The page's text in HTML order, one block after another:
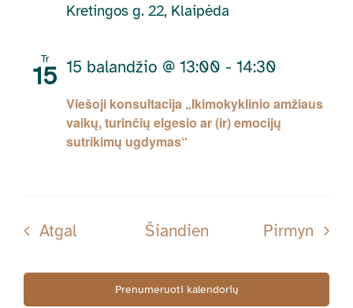
Kretingos g. 22, Klaipėda
Tr
15
Viešoji konsultacija „Ikimokyklinio amžiaus
vaikų, turinčių elgesio ar (ir) emocijų
sutrikimų ugdymas“
15 balandžio @ 13:00 - 14:30
AtgalRenginiai Šiandien Pirmyn
Prenumeruoti kalendorių